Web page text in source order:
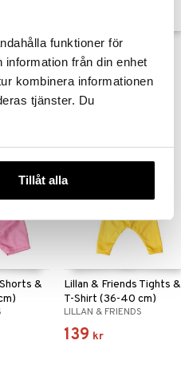
funktioner för
från din enhet
kombinera informationen
tjänster. Du
Tillåt alla
40
Lillan & Friends Jacka
(36-40 cm)
LILLAN & FRIENDS
139 kr
&
Lillan & Friends Tights &
T-Shirt (36-40 cm)
LILLAN & FRIENDS
139 kr